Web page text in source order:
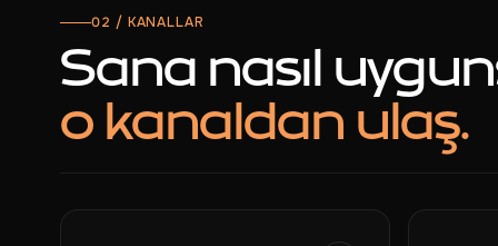
BLOG
BACKORDER
BAYILIK
02 / KANALLAR
Sana nasıl
o kanaldan ulaş.